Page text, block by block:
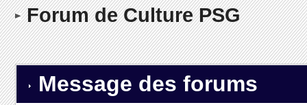
Forum de Culture PSG
Message des forums